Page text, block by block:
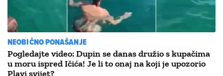
NEOBIČNO PONAŠANJE
Pogledajte video: Dupin se danas družio s kupačima
u moru ispred Ičića! Je li to onaj na koji je upozorio
Plavi svijet?